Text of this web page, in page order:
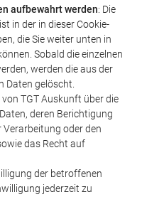
aufbewahrt werden: Die
in der in dieser Cookie-
die Sie weiter unten in
Sobald die einzelnen
werden die aus der
Daten gelöscht.
TGT Auskunft über die
deren Berichtigung
oder den
das Recht auf
der betroffenen
jederzeit zu